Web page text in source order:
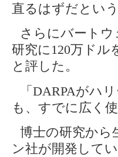
直るはずだとい
さらにバートウ
研究に120万ドル
と評した。
「DARPAがハ
も、すでに広く
博士の研究か
ン社が開発して